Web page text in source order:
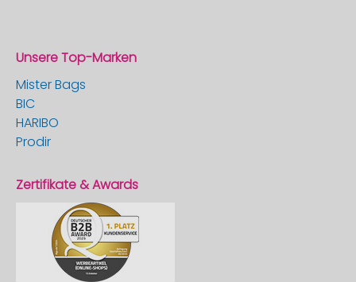
Unsere Top-Marken
Mister Bags
BIC
HARIBO
Prodir
Zertifikate & Awards